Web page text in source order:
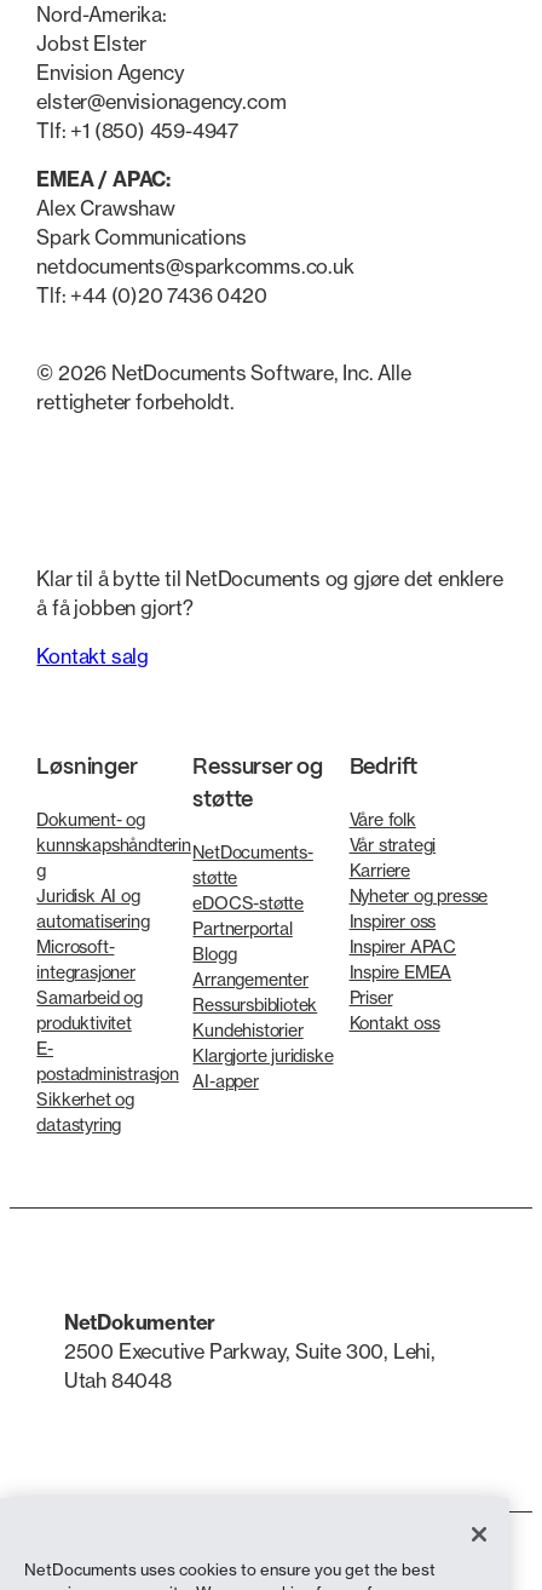
Nord-Amerika:
Jobst Elster
Envision Agency
elster@envisionagency.com
Tlf: +1 (850) 459-4947
EMEA / APAC:
Alex Crawshaw
Spark Communications
netdocuments@sparkcomms.co.uk
Tlf: +44 (0)20 7436 0420
© 2026 NetDocuments Software, Inc. Alle
rettigheter forbeholdt.
Klar til å bytte til NetDocuments og gjøre det enklere
å få jobben gjort?
Kontakt salg
Løsninger
Dokument- og
kunnskapshåndterin
g
Juridisk AI og
automatisering
Microsoft-
integrasjoner
Samarbeid og
produktivitet
E-
postadministrasjon
Sikkerhet og
datastyring
Ressurser og
støtte
NetDocuments-
støtte
eDOCS-støtte
Partnerportal
Blogg
Arrangementer
Ressursbibliotek
Kundehistorier
Klargjorte juridiske
AI-apper
Bedrift
Våre folk
Vår strategi
Karriere
Nyheter og presse
Inspirer oss
Inspirer APAC
Inspire EMEA
Priser
Kontakt oss
NetDokumenter
2500 Executive Parkway, Suite 300, Lehi,
Utah 84048
Personvernerklæring
NetDocuments uses cookies to ensure you get the best